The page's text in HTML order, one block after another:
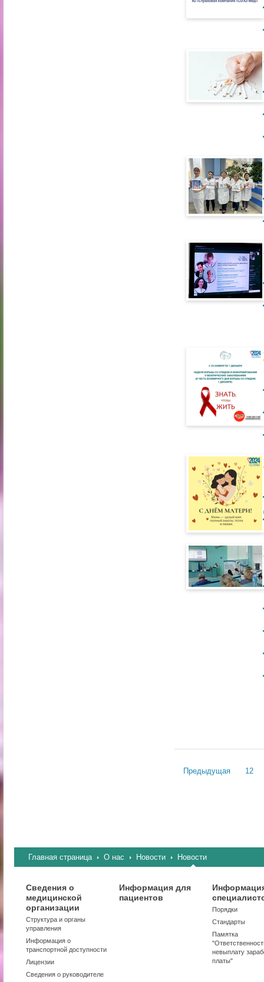
Предыдущая 12
Главная страница О нас Новости Новости
Сведения о
медицинской
организации
Структура и органы
управления
Информация о
транспортной доступности
Лицензии
Сведения о руководителе
Информация для
пациентов
Порядки
Стандарты
Памятка
невыплату
платы"